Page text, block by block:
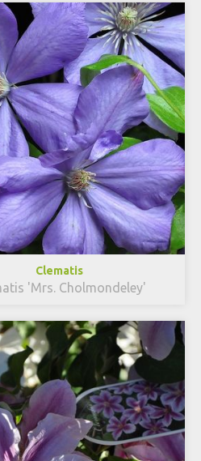
Clematis
'Mrs. Cholmondeley'